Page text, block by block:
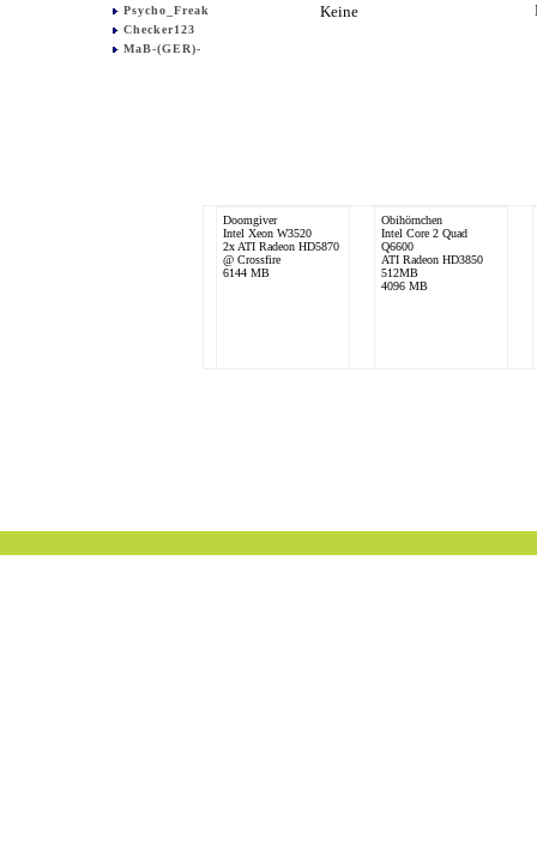
Psycho_Freak
Checker123
MaB-(GER)-
Keine
Doomgiver
Intel Xeon W3520
2x ATI Radeon HD5870
@ Crossfire
6144 MB
Obihörnchen
Intel Core 2 Quad
Q6600
ATI Radeon HD3850
512MB
4096 MB